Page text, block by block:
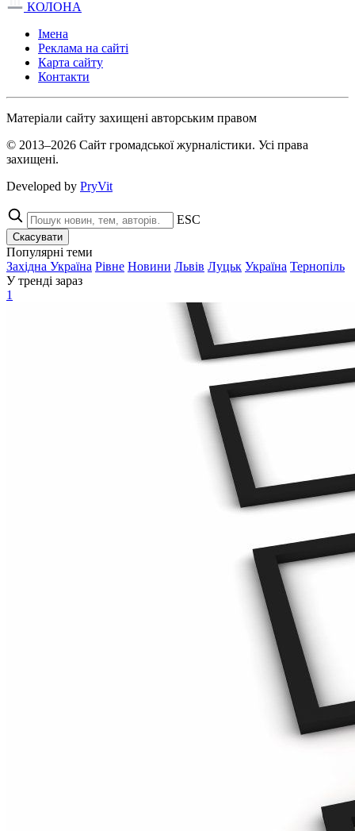
КОЛОНА
Імена
Реклама на сайті
Карта сайту
Контакти
Матеріали сайту захищені авторським правом
© 2013–2026 Сайт громадської журналістики. Усі права
захищені.
Developed by PryVit
ESC
Скасувати
Популярні теми
Західна Україна Рівне Новини Львів Луцьк Україна Тернопіль
У тренді зараз
1